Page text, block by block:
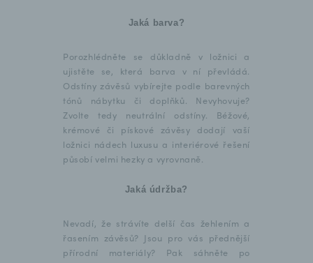
Jaká barva?
Porozhlédněte se důkladně v ložnici a
ujistěte se, která barva v ní převládá.
Odstíny závěsů vybírejte podle barevných
tónů nábytku či doplňků. Nevyhovuje?
Zvolte tedy neutrální odstíny. Béžové,
krémové či pískové závěsy dodají vaší
ložnici nádech luxusu a interiérové řešení
působí velmi hezky a vyrovnaně.
Jaká údržba?
Nevadí, že strávíte delší čas žehlením a
řasením závěsů? Jsou pro vás přednější
přírodní materiály? Pak sáhněte po